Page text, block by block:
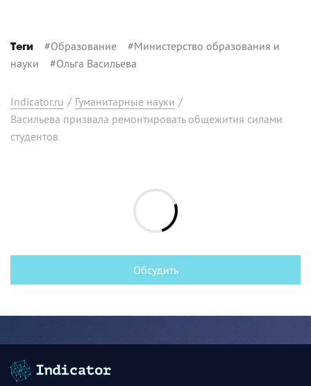
Теги #Образование #Министерство образования и
науки #Ольга Васильева
Indicator.ru / Гуманитарные науки /
Васильева призвала ремонтировать общежития силами
студентов
Обсудить